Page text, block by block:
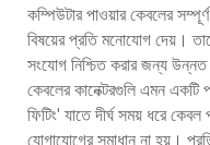
কম্পিউটার পাওয়ার কেবলের
বিষয়ের প্রতি মনোযোগ দেয়।
সংযোগ নিশ্চিত করার জন্য
কেবলের কানেক্টরগুলি এমন একটি
ফিটিং' যাতে দীর্ঘ সময় ধরে
যোগাযোগের সমাধান না হয়।